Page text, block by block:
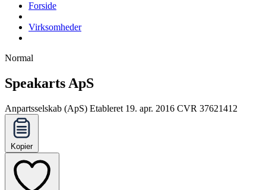
Forside
Virksomheder
Normal
Speakarts ApS
Anpartsselskab (ApS) Etableret 19. apr. 2016 CVR 37621412
Kopier